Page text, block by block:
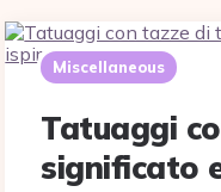
Miscellaneous
Tatuaggi
significato